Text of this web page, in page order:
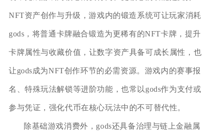
NFT资产创作与升级，游戏内的锻造系统可让玩家消耗
gods，将普通卡牌融合锻造为更稀有的NFT卡牌，提升
卡牌属性与收藏价值，让数字资产具备可成长属性，也
让gods成为NFT创作环节的必需资源。游戏内的赛事报
名、特殊玩法解锁等进阶功能，也常以gods作为支付或
参与凭证，强化代币在核心玩法中的不可替代性。
除基础游戏消费外，gods还具备治理与链上金融属